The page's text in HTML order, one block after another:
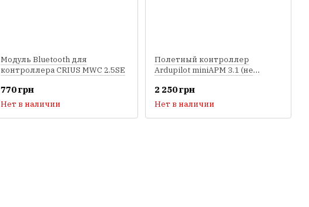
Модуль Bluetooth для
контроллера CRIUS MWC 2.5SE
770 грн
Нет в наличии
Полетный контроллер
Ardupilot miniAPM 3.1 (не
2 250 грн
Нет в наличии